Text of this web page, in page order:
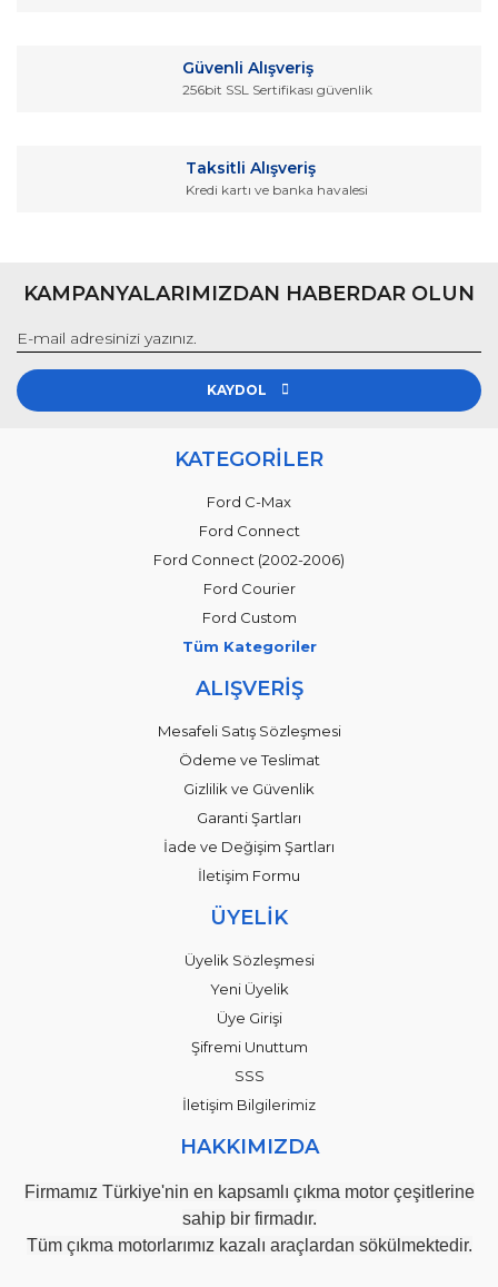
Gönder
Güvenli Alışveriş
256bit SSL Sertifikası güvenlik
Taksitli Alışveriş
Kredi kartı ve banka havalesi
KAMPANYALARIMIZDAN HABERDAR OLUN
KAYDOL
KATEGORİLER
Ford C-Max
Ford Connect
Ford Connect (2002-2006)
Ford Courier
Ford Custom
Tüm Kategoriler
ALIŞVERİŞ
Mesafeli Satış Sözleşmesi
Ödeme ve Teslimat
Gizlilik ve Güvenlik
Garanti Şartları
İade ve Değişim Şartları
İletişim Formu
ÜYELİK
Üyelik Sözleşmesi
Yeni Üyelik
Üye Girişi
Şifremi Unuttum
SSS
İletişim Bilgilerimiz
HAKKIMIZDA
Firmamız Türkiye'nin en kapsamlı çıkma motor çeşitlerine
sahip bir firmadır.
Tüm çıkma motorlarımız kazalı araçlardan sökülmektedir.